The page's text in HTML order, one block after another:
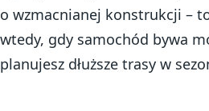
o wzmacnianej konstrukcji –
wtedy, gdy samochód bywa
planujesz dłuższe trasy w